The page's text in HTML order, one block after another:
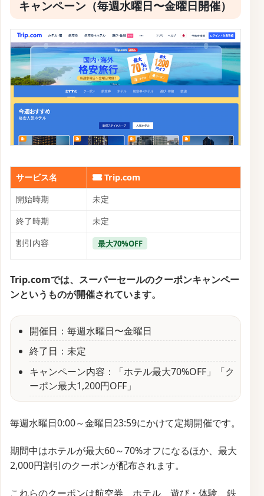
【Trip.com】韓国旅行のスーパーワールドウィーク最
大50%オフキャンペーンの予約条件
✏ 質問する
【Trip.com】韓国・ソウル旅行ならエア
サービス名
Trip.com
開始時期
終了時期
2025年8月3日
割引内容
割引キャンペーン
Trip.comでは、エアソウルを利用した韓国・ソウル行
きの航空券がお得になるキャンペーンを実施中です。
日本の主要都市（成田、関西、福岡など）からソウル
への直行便が、最大55%割引で提供されています。